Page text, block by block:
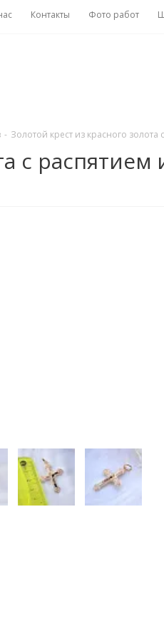
Контакты Фото работ
- Золотой крест из красного
с